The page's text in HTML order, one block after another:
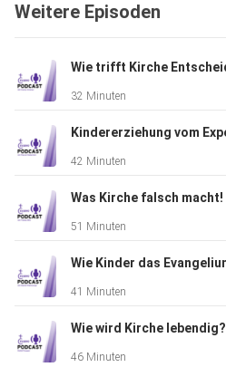
musizieren? Und was ist, wenn
überspringen will? Diese und
haben wir Joshua Georgi gestellt
interessanter und
aufschlussreicher Antworten
Weitere Episoden
32 Minuten
42 Minuten
51 Minuten
41 Minuten
46 Minuten